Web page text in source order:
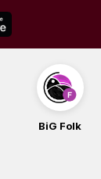
BiG Folk